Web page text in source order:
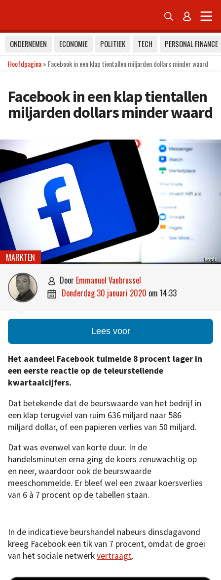
 
ONDERNEMEN ECONOMIE POLITIEK TECH
PERSONAL FINANCE
Hoofdpagina» Facebook in een klap tientallen miljarden dollars minder waard
Facebook in een klap tientallen
miljarden dollars minder waard
Isopix
MARKTEN
 door Emmanuel Vanbrussel
 donderdag 30 januari 2020 om 14:33
Lees voor
Het aandeel Facebook tuimelde 8 procent lager in
een eerste reactie op de teleurstellende
kwartaalcijfers.
Dat betekende dat de beurswaarde van het bedrijf in
een klap terugviel van ruim 636 miljard naar 586
miljard dollar, of een papieren verlies van 50 miljard.
Dat was evenwel van korte duur. In de
handelsminuten erna ging de koers zenuwachtig op
en neer, waardoor ook de beurswaarde
meeschommelde. Er bleef wel een zwaar koersverlies
van 6 à 7 procent op de tabellen staan.
In de indicatieve beurshandel nabeurs dinsdagavond
kreeg Facebook een tik van 7 procent, omdat de groei
van het sociale netwerkvertraagt.